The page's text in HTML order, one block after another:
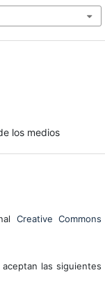
los medios
Creative Commons
las siguientes